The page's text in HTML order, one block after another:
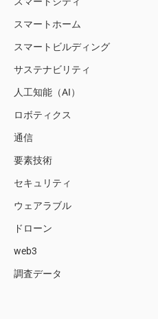
スマートホーム
スマートビルディング
サステナビリティ
人工知能（AI）
ロボティクス
通信
要素技術
セキュリティ
ウェアラブル
ドローン
web3
調査データ